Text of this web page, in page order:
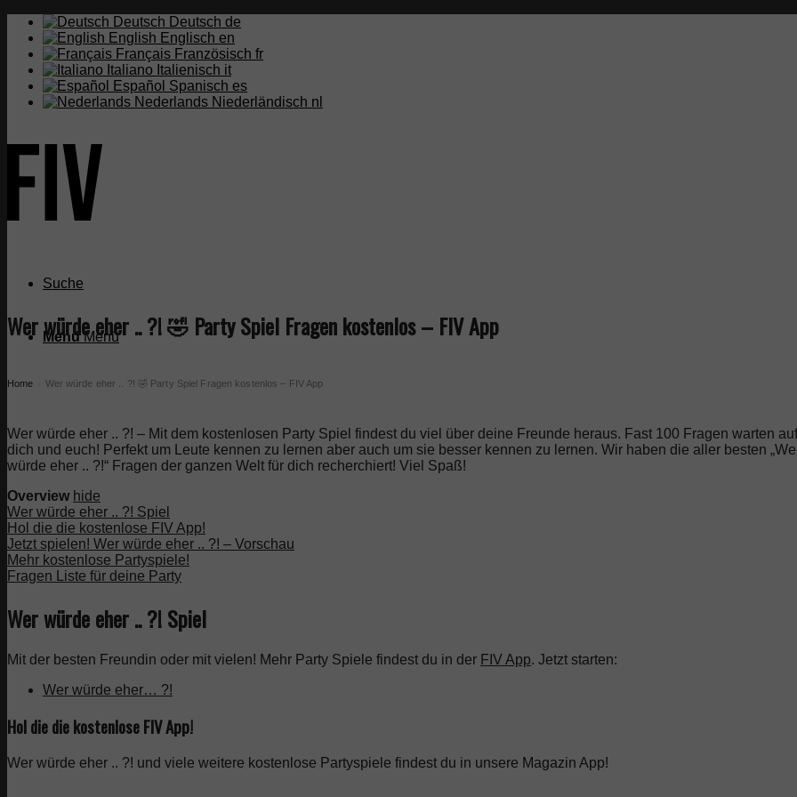
Deutsch Deutsch de
English Englisch en
Français Französisch fr
Italiano Italienisch it
Español Spanisch es
Nederlands Niederländisch nl
Suche
Menü Menü
Wer würde eher .. ?! 🤣 Party Spiel Fragen kostenlos – FIV App
Home Wer würde eher .. ?! 🤣 Party Spiel Fragen kostenlos – FIV App
Wer würde eher .. ?! – Mit dem kostenlosen Party Spiel findest du viel über deine Freunde heraus. Fast 100 Fragen warten auf
dich und euch! Perfekt um Leute kennen zu lernen aber auch um sie besser kennen zu lernen. Wir haben die aller besten
würde eher .. ?!“ Fragen der ganzen Welt für dich recherchiert! Viel Spaß!
Overview hide
Wer würde eher .. ?! Spiel
Hol die die kostenlose FIV App!
Jetzt spielen! Wer würde eher .. ?! – Vorschau
Mehr kostenlose Partyspiele!
Fragen Liste für deine Party
Wer würde eher .. ?! Spiel
Mit der besten Freundin oder mit vielen! Mehr Party Spiele findest du in der FIV App. Jetzt starten:
Wer würde eher… ?!
Hol die die kostenlose FIV App!
Wer würde eher .. ?! und viele weitere kostenlose Partyspiele findest du in unsere Magazin App!